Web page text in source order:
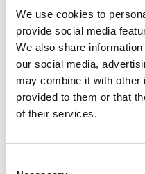
We use cookies to
provide social media
We also share
our social media,
may combine it with other
provided to them or that
of their services.